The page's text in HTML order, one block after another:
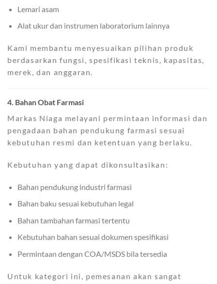
Lemari asam
Alat ukur dan instrumen laboratorium lainnya
Kami membantu menyesuaikan pilihan produk
berdasarkan fungsi, spesifikasi teknis, kapasitas,
merek, dan anggaran.
4. Bahan Obat Farmasi
Markas Niaga melayani permintaan informasi dan
pengadaan bahan pendukung farmasi sesuai
kebutuhan resmi dan ketentuan yang berlaku.
Kebutuhan yang dapat dikonsultasikan:
Bahan pendukung industri farmasi
Bahan baku sesuai kebutuhan legal
Bahan tambahan farmasi tertentu
Kebutuhan bahan sesuai dokumen spesifikasi
Permintaan dengan COA/MSDS bila tersedia
Untuk kategori ini, pemesanan akan sangat